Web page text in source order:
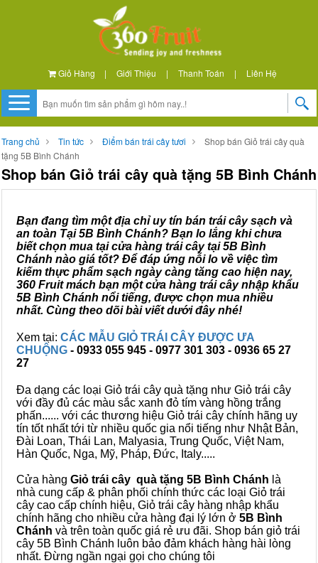
Giỏ Hàng | Giới Thiệu | Thanh Toán | Liên Hệ
Trang chủ Tin tức Điểm bán trái cây tươi
Shop bán Giỏ trái cây quà
tặng 5B Bình Chánh
Shop bán Giỏ trái cây quà tặng 5B Bình Chánh
Bạn đang tìm một địa chỉ uy tín bán trái cây sạch và
an toàn Tại 5B Bình Chánh? Bạn lo lắng khi chưa
biết chọn mua tại cửa hàng trái cây tại 5B Bình
Chánh nào giá tốt? Để đáp ứng nỗi lo về việc tìm
kiếm thực phẩm sạch ngày càng tăng cao hiện nay,
360 Fruit mách bạn một cửa hàng trái cây nhập khẩu
5B Bình Chánh nổi tiếng, được chọn mua nhiều
nhất. Cùng theo dõi bài viết dưới đây nhé!
Xem tại: CÁC MẪU GIỎ TRÁI CÂY ĐƯỢC ƯA
CHUỘNG - 0933 055 945 - 0977 301 303 - 0936 65 27
27
Đa dạng các loại Giỏ trái cây quà tặng như Giỏ trái cây
với đầy đủ các màu sắc xanh đỏ tím vàng hồng trắng
phấn...... với các thương hiệu Giỏ trái cây chính hãng uy
tín tốt nhất tới từ nhiều quốc gia nổi tiếng như Nhật Bản,
Đài Loan, Thái Lan, Malyasia, Trung Quốc, Việt Nam,
Hàn Quốc, Nga, Mỹ, Pháp, Đức, Italy.....
Cửa hàng Giỏ trái cây quà tặng 5B Bình Chánh là
nhà cung cấp & phân phối chính thức các loại Giỏ trái
cây cao cấp chính hiệu, Giỏ trái cây hàng nhập khẩu
chính hãng cho nhiều cửa hàng đại lý lớn ở 5B Bình
Chánh và trên toàn quốc giá rẻ ưu đãi. Shop bán giỏ trái
cây 5B Bình Chánh luôn bảo đảm khách hàng hài lòng
nhất. Đừng ngần ngại gọi cho chúng tôi